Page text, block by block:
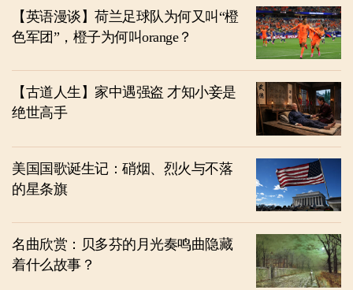
【英语漫谈】荷兰足球队为何又叫“橙
色军团”，橙子为何叫orange？
【古道人生】家中遇强盗 才知小妾是
绝世高手
美国国歌诞生记：硝烟、烈火与不落
的星条旗
名曲欣赏：贝多芬的月光奏鸣曲隐藏
着什么故事？